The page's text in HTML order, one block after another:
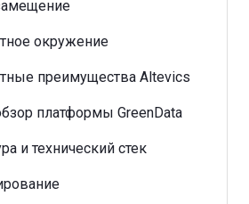
окружение
преимущества Altevics
платформы GreenData
и технический стек